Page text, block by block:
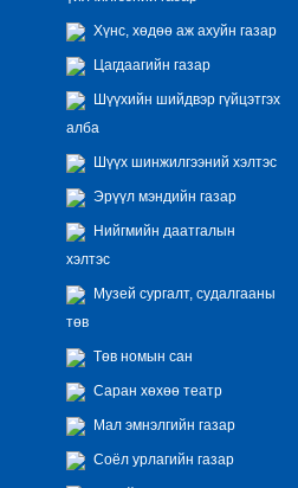
Хүнс, хөдөө аж ахуйн газар
Цагдаагийн газар
Шүүхийн шийдвэр гүйцэтгэх
алба
Шүүх шинжилгээний хэлтэс
Эрүүл мэндийн газар
Нийгмийн даатгалын
хэлтэс
Музей сургалт, судалгааны
төв
Төв номын сан
Саран хөхөө театр
Мал эмнэлгийн газар
Соёл урлагийн газар